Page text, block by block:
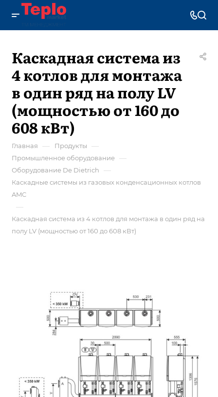
Каскадная система из
4 котлов для монтажа
в один ряд на полу LV
(мощностью от 160 до
608 кВт)
Главная — Продукты —
Промышленное оборудование —
Оборудование De Dietrich —
Каскадные системы из газовых конденсационных котлов
AMC
—
Каскадная система из 4 котлов для монтажа в один ряд на
полу LV (мощностью от 160 до 608 кВт)